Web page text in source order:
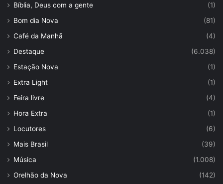
Bíblia, Deus com a gente
(1)
Bom dia Nova
(81)
Café da Manhã
(4)
Destaque
(6.038)
Estação Nova
(1)
Extra Light
(1)
Feira livre
(4)
Hora Extra
(1)
Locutores
(6)
Mais Brasil
(39)
Música
(1.008)
Orelhão da Nova
(142)